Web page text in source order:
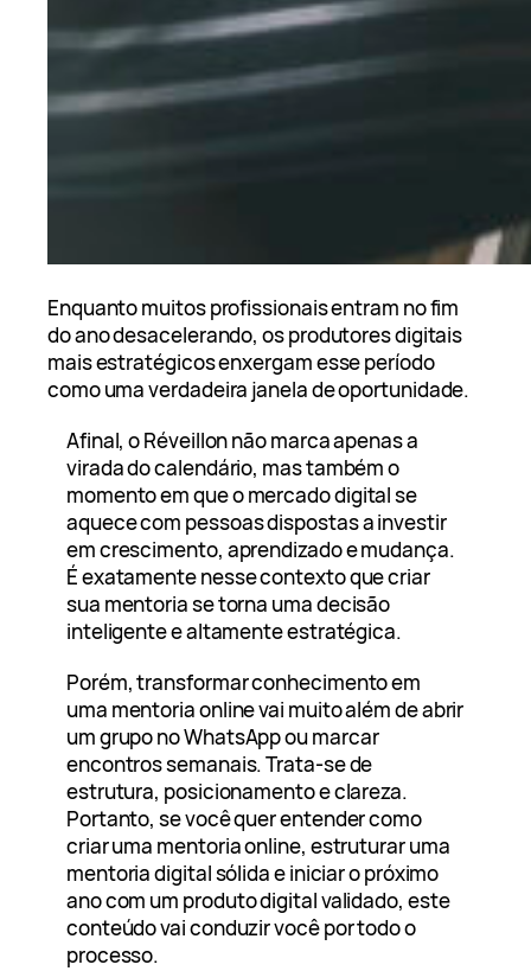
Enquanto muitos profissionais entram no fim
do ano desacelerando, os produtores digitais
mais estratégicos enxergam esse período
como uma verdadeira janela de oportunidade.
Afinal, o Réveillon não marca apenas a
virada do calendário, mas também o
momento em que o mercado digital se
aquece com pessoas dispostas a investir
em crescimento, aprendizado e mudança.
É exatamente nesse contexto que criar
sua mentoria se torna uma decisão
inteligente e altamente estratégica.
Porém, transformar conhecimento em
uma mentoria online vai muito além de abrir
um grupo no WhatsApp ou marcar
encontros semanais. Trata-se de
estrutura, posicionamento e clareza.
Portanto, se você quer entender como
criar uma mentoria online, estruturar uma
mentoria digital sólida e iniciar o próximo
ano com um produto digital validado, este
conteúdo vai conduzir você por todo o
processo.